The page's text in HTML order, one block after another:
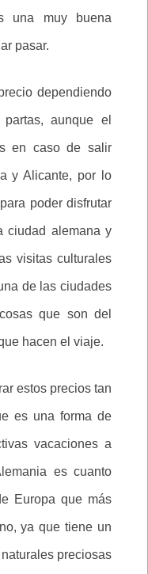
una muy buena
pasar.
dependiendo
aunque el
en caso de salir
y Alicante, por lo
poder disfrutar
ciudad alemana y
visitas culturales
de las ciudades
que son del
hacen el viaje.
estos precios tan
es una forma de
vacaciones a
es cuanto
Europa que más
ya que tiene un
preciosas